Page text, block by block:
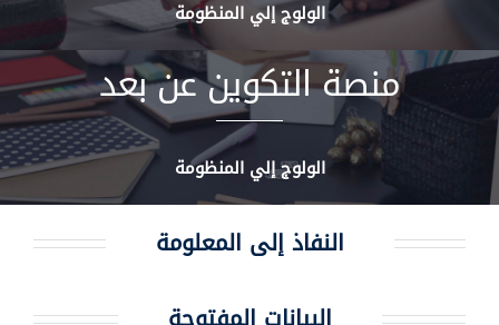
الولوج إلي المنظومة
منصة التكوين عن بعد
الولوج إلي المنظومة
النفاذ إلى المعلومة